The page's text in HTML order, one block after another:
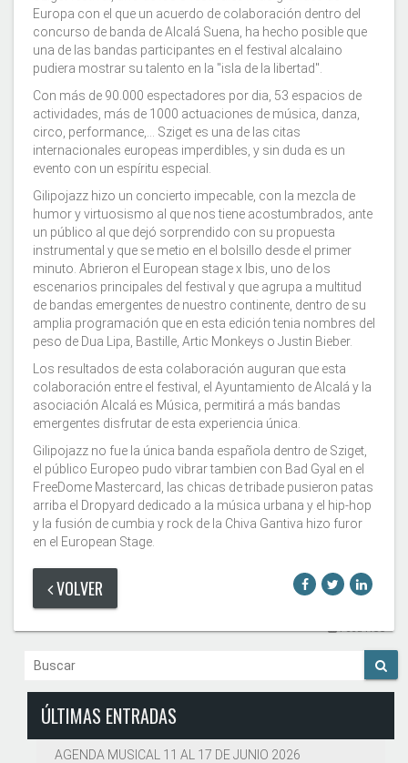
Europa con el que un acuerdo de colaboración dentro del
concurso de banda de Alcalá Suena, ha hecho posible que
una de las bandas participantes en el festival alcalaino
pudiera mostrar su talento en la "isla de la libertad".
Con más de 90.000 espectadores por dia, 53 espacios de
actividades, más de 1000 actuaciones de música, danza,
circo, performance,... Sziget es una de las citas
internacionales europeas imperdibles, y sin duda es un
evento con un espíritu especial.
Gilipojazz hizo un concierto impecable, con la mezcla de
humor y virtuosismo al que nos tiene acostumbrados, ante
un público al que dejó sorprendido con su propuesta
instrumental y que se metio en el bolsillo desde el primer
minuto. Abrieron el European stage x Ibis, uno de los
escenarios principales del festival y que agrupa a multitud
de bandas emergentes de nuestro continente, dentro de su
amplia programación que en esta edición tenia nombres del
peso de Dua Lipa, Bastille, Artic Monkeys o Justin Bieber.
Los resultados de esta colaboración auguran que esta
colaboración entre el festival, el Ayuntamiento de Alcalá y la
asociación Alcalá es Música, permitirá a más bandas
emergentes disfrutar de esta experiencia única.
Gilipojazz no fue la única banda española dentro de Sziget,
el público Europeo pudo vibrar tambien con Bad Gyal en el
FreeDome Mastercard, las chicas de tribade pusieron patas
arriba el Dropyard dedicado a la música urbana y el hip-hop
y la fusión de cumbia y rock de la Chiva Gantiva hizo furor
en el European Stage.
VOLVER
ÚLTIMAS ENTRADAS
AGENDA MUSICAL 11 AL 17 DE JUNIO 2026